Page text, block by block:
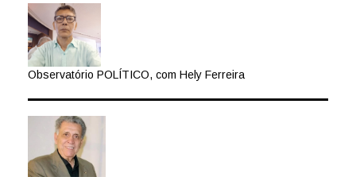
Observatório POLÍTICO, com Hely Ferreira